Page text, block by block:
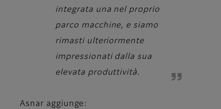
integrata una nel proprio
parco macchine, e siamo
rimasti ulteriormente
impressionati dalla sua
elevata produttività.
Asnar aggiunge: